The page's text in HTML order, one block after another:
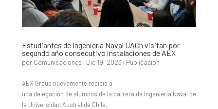
Estudiantes de Ingeniería Naval UACh visitan por
segundo año consecutivo instalaciones de AEX
por Comunicaciones | Dic 19, 2023 | Publicacion
AEX Group nuevamente recibió a
una delegación de alumnos de la carrera de Ingeniería Naval de
la Universidad Austral de Chile,